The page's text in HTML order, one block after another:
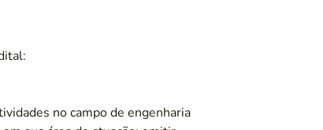
no campo de engenharia